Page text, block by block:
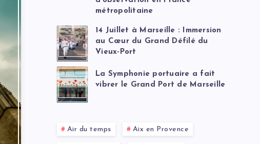
métropolitaine
14 Juillet à Marseille : Immersion
au Cœur du Grand Défilé du
Vieux-Port
La Symphonie portuaire a fait
vibrer le Grand Port de Marseille
Air du temps Aix en Provence